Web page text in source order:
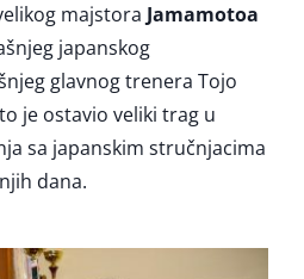
majstora Jamamotoa
japanskog
glavnog trenera Tojo
je ostavio veliki trag u
sa japanskim stručnjacima
dana.